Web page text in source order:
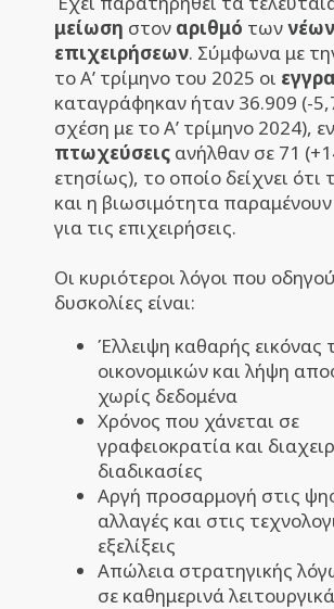
μείωση στον αριθμό τωννέων
επιχειρήσεων. Σύμφωνα με
το Α’ τρίμηνο του 2025 οι
καταγράφηκαν ήταν 36.909 (-
σχέση με το Α’ τρίμηνο 2024),
πτωχεύσεις ανήλθαν σε 71
ετησίως), το οποίο δείχνει ότι
και η βιωσιμότητα
για τις επιχειρήσεις.
Οι κυριότεροι λόγοι που
δυσκολίες είναι:
Έλλειψη καθαρής εικόνας
οικονομικών και λήψη
χωρίς δεδομένα
Χρόνος που χάνεται σε
γραφειοκρατία και
διαδικασίες
Αργή προσαρμογή στις
αλλαγές και στις
εξελίξεις
Απώλεια στρατηγικής
σε καθημερινά